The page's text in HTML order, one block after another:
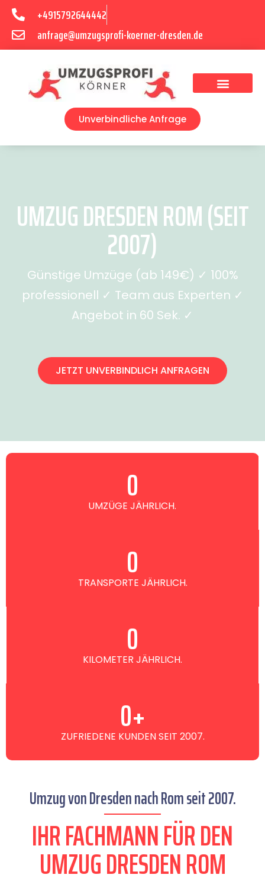
+4915792644442
anfrage@umzugsprofi-koerner-dresden.de
Unverbindliche Anfrage
UMZUG DRESDEN ROM (SEIT
2007)
Günstige Umzüge (ab 149€) ✓ 100%
professionell ✓ Team aus Experten ✓
Angebot in 60 Sek. ✓
JETZT UNVERBINDLICH ANFRAGEN
UMZÜGE JÄHRLICH.
0
TRANSPORTE JÄHRLICH.
0
KILOMETER JÄHRLICH.
0
ZUFRIEDENE KUNDEN SEIT 2007.
0+
Umzug von Dresden nach Rom seit 2007.
IHR FACHMANN FÜR DEN
UMZUG DRESDEN ROM